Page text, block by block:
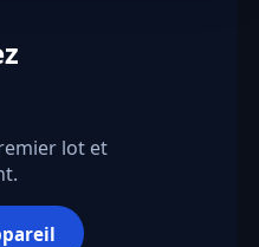
lot et